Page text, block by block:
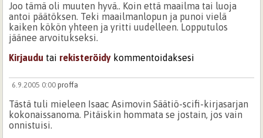
Joo tämä oli muuten hyvä.. Koin että maailma tai luoja
antoi päätöksen. Teki maailmanlopun ja punoi vielä
kaiken kökön yhteen ja yritti uudelleen. Lopputulos
jäänee arvoitukseksi.
Kirjaudu tai rekisteröidy kommentoidaksesi
6.9.2005 0:00 proffa
Tästä tuli mieleen Isaac Asimovin Säätiö-scifi-kirjasarjan
kokonaissanoma. Pitäiskin hommata se jostain, jos vain
onnistuisi.